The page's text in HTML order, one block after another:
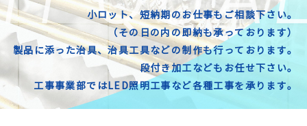
小ロット、短納期のお仕事もご相談下さい。
（その日の内の即納も承っております）
製品に添った治具、治具工具などの制作も行っております。
段付き加工などもお任せ下さい。
工事事業部ではLED照明工事など各種工事を承ります。